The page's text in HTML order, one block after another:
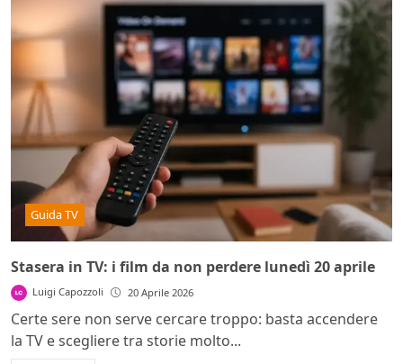
Guida TV
Stasera in TV: i film da non perdere lunedì 20 aprile
Luigi Capozzoli 20 Aprile 2026
Certe sere non serve cercare troppo: basta accendere
la TV e scegliere tra storie molto...